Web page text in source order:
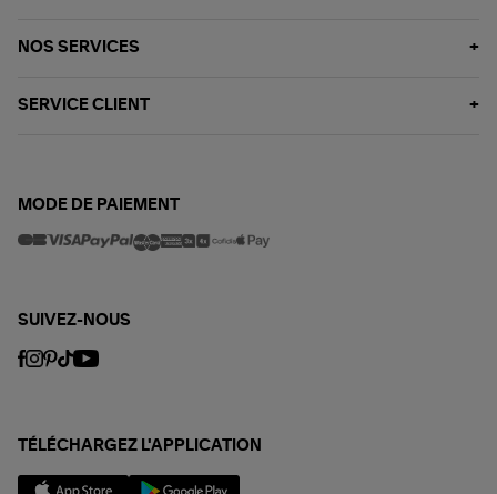
NOS SERVICES
SERVICE CLIENT
MODE DE PAIEMENT
SUIVEZ-NOUS
TÉLÉCHARGEZ L'APPLICATION